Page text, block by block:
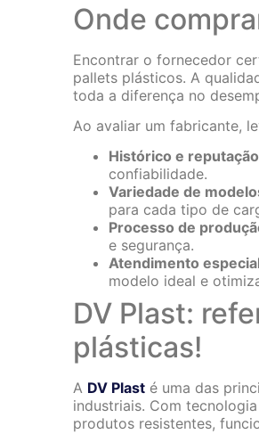
Onde
Encontrar o fornecedor
pallets plásticos. A
toda a diferença no
Ao avaliar um fabricante,
Histórico e
confiabilidade.
Variedade de
para cada tipo de
Processo de
e segurança.
Atendimento
modelo ideal e
DV Plast:
plásticas!
A DV Plast é uma das
industriais. Com
produtos resistentes,